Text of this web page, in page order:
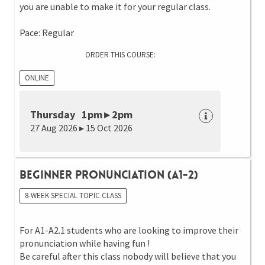
you are unable to make it for your regular class.
Pace: Regular
ORDER THIS COURSE:
ONLINE
Thursday 1pm ▸ 2pm
27 Aug 2026 ▸ 15 Oct 2026
Beginner Pronunciation (A1-2)
8-WEEK SPECIAL TOPIC CLASS
For A1-A2.1 students who are looking to improve their
pronunciation while having fun !
Be careful after this class nobody will believe that you